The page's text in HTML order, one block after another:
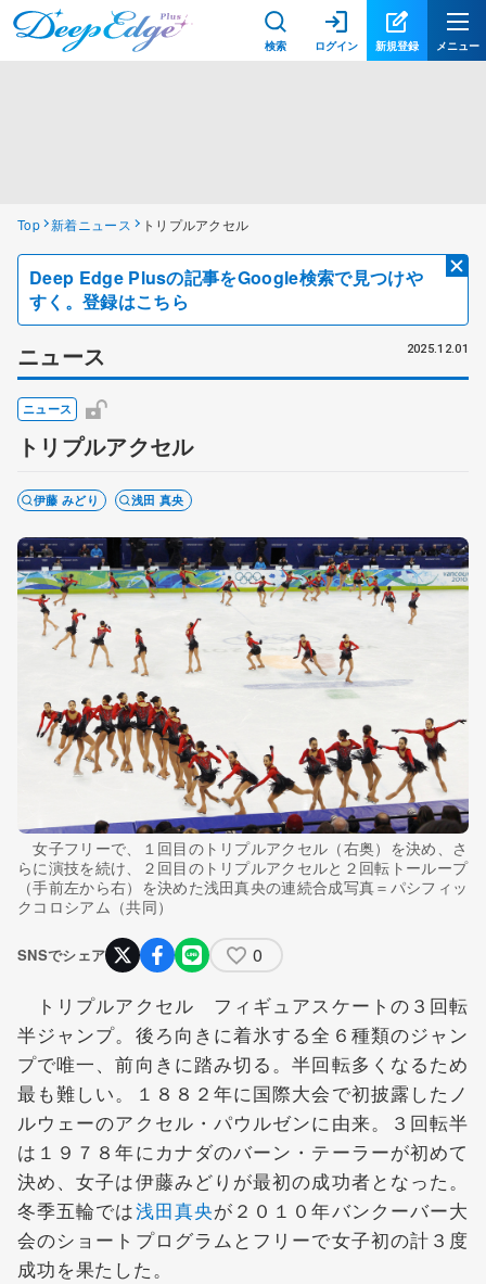
検索 ログイン 新規登録 メニュー
Top 新着ニュース トリプルアクセル
Deep Edge Plusの記事をGoogle検索で見つけや
すく。登録はこちら
ニュース 2025.12.01
ニュース
トリプルアクセル
伊藤 みどり 浅田 真央
女子フリーで、１回目のトリプルアクセル（右奥）を決め、さ
らに演技を続け、２回目のトリプルアクセルと２回転トーループ
（手前左から右）を決めた浅田真央の連続合成写真＝パシフィッ
クコロシアム（共同）
SNSでシェア 0
トリプルアクセル フィギュアスケートの３回転
半ジャンプ。後ろ向きに着氷する全６種類のジャン
プで唯一、前向きに踏み切る。半回転多くなるため
最も難しい。１８８２年に国際大会で初披露したノ
ルウェーのアクセル・パウルゼンに由来。３回転半
は１９７８年にカナダのバーン・テーラーが初めて
決め、女子は伊藤みどりが最初の成功者となった。
冬季五輪では浅田真央が２０１０年バンクーバー大
会のショートプログラムとフリーで女子初の計３度
成功を果たした。